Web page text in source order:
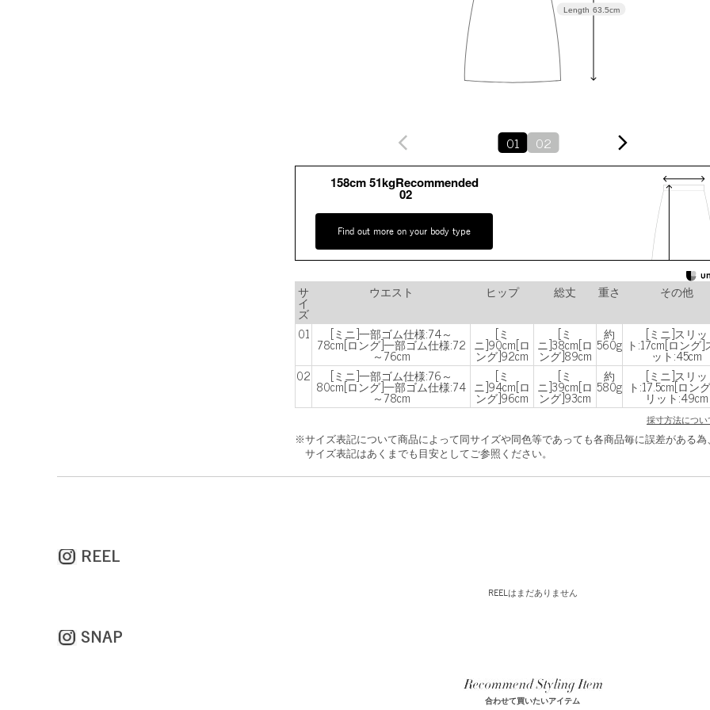
Length 63.5cm
01 02
158cm 51kgRecommended
02
Find out more on your body type
サ
イ
ズ
ウエスト ヒップ 総丈 重さ その他
01 [ミニ]一部ゴム仕様:74～
78cm[ロング]一部ゴム仕様:72
～76cm
[ミ
ニ]90cm[ロ
ング]92cm
[ミ
ニ]38cm[ロ
ング]89cm
約
560g
[ミニ]スリッ
ト:17cm[ロング]
ット:45cm
02
[ミニ]一部ゴム仕様:76～
80cm[ロング]一部ゴム仕様:74
～78cm
[ミ
ニ]94cm[ロ
ング]96cm
[ミ
ニ]39cm[ロ
ング]93cm
約
580g
[ミニ]スリッ
ト:17.5cm[ロン
リット:49cm
※サイズ表記について商品によって同サイズや同色等であっても各商品毎に誤差がある為
サイズ表記はあくまでも目安としてご参照ください。
採寸方法につ
REEL
REELはまだありません
SNAP
合わせて買いたいアイテム